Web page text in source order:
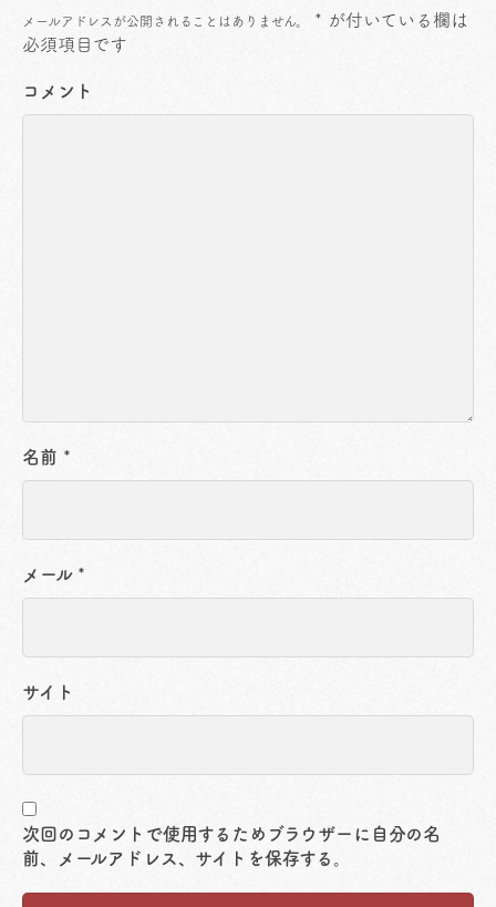
メールアドレスが公開されることはありません。 * が付いている欄は
必須項目です
コメント
名前 *
メール *
サイト
次回のコメントで使用するためブラウザーに自分の名
前、メールアドレス、サイトを保存する。